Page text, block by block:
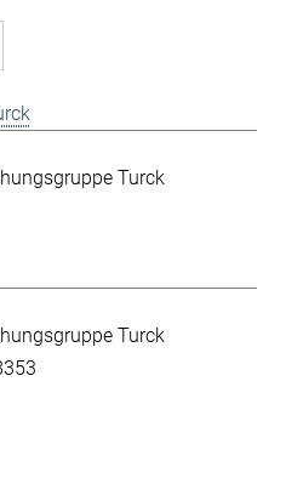
Turck
Turck